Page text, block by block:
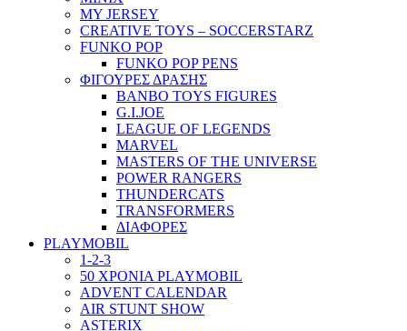
MY JERSEY
CREATIVE TOYS – SOCCERSTARZ
FUNKO POP
FUNKO POP PENS
ΦΙΓΟΥΡΕΣ ΔΡΑΣΗΣ
BANBO TOYS FIGURES
G.I.JOE
LEAGUE OF LEGENDS
MARVEL
MASTERS OF THE UNIVERSE
POWER RANGERS
THUNDERCATS
TRANSFORMERS
ΔΙΑΦΟΡΕΣ
PLAYMOBIL
1-2-3
50 ΧΡΟΝΙΑ PLAYMOBIL
ADVENT CALENDAR
AIR STUNT SHOW
ASTERIX